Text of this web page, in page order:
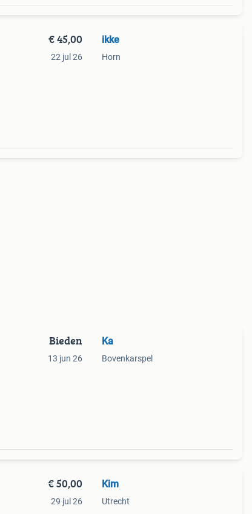
€ 45,00
22 jul 26
ikke
Horn
Bieden
13 jun 26
Ka
Bovenkarspel
€ 50,00
29 jul 26
Kim
Utrecht